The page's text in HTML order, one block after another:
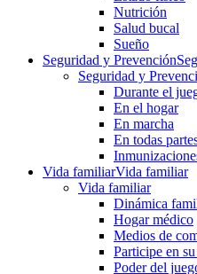
Nutrición
Salud bucal
Sueño
Seguridad y Prevención
Seguridad y
Durante el
En el hogar
En marcha
En todas
Vida familiarVida familiar
Vida familiar
Dinámica
Hogar médico
Medios de
Participe en
Poder del